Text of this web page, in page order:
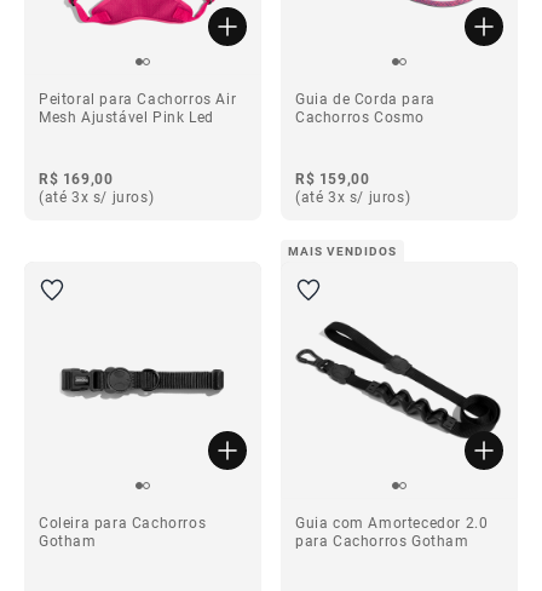
Peitoral para Cachorros Air
Mesh Ajustável Pink Led
R$ 169,00
(até 3x s/ juros)
Guia de Corda para
Cachorros Cosmo
R$ 159,00
(até 3x s/ juros)
Coleira para Cachorros
Gotham
MAIS VENDIDOS
Guia com Amortecedor 2.0
para Cachorros Gotham